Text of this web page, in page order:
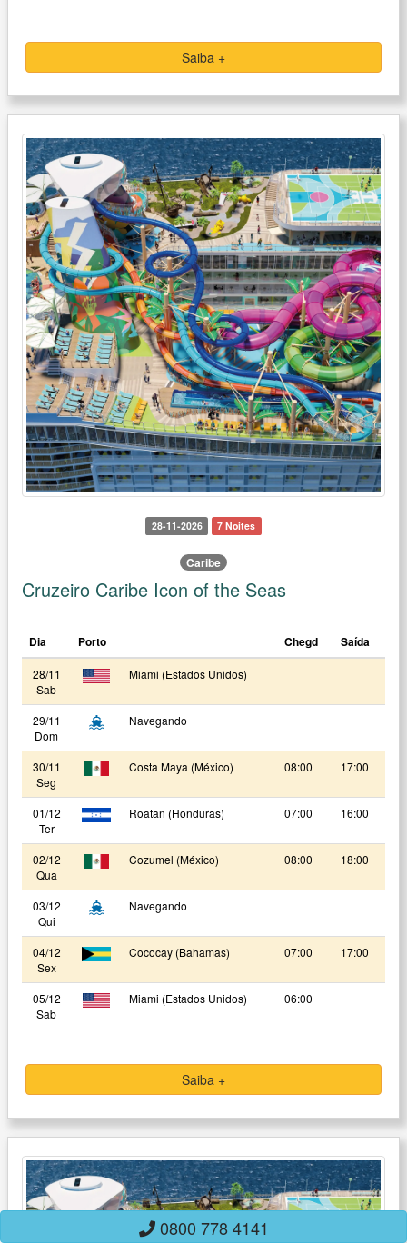
Saiba +
28-11-2026 7 Noites
Caribe
Cruzeiro Caribe Icon of the Seas
Dia Porto Chegd Saída
28/11
Sab
Miami (Estados Unidos)
29/11
Dom
Navegando
30/11
Seg
Costa Maya (México) 08:00 17:00
01/12
Ter
Roatan (Honduras) 07:00 16:00
02/12
Qua
Cozumel (México) 08:00 18:00
03/12
Qui
Navegando
04/12
Sex
Cococay (Bahamas) 07:00 17:00
05/12
Sab
Miami (Estados Unidos) 06:00
Saiba +
0800 778 4141